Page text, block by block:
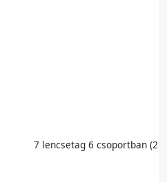
7 lencsetag 6 csoportban (2